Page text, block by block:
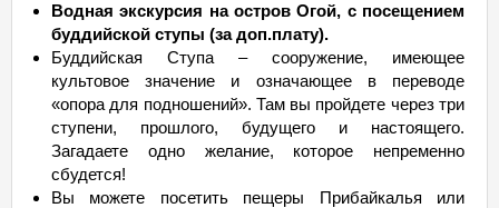
Водная экскурсия на остров Огой, с посещением
буддийской ступы (за доп.плату).
Буддийская Ступа – сооружение, имеющее
культовое значение и означающее в переводе
«опора для подношений». Там вы пройдете через три
ступени, прошлого, будущего и настоящего.
Загадаете одно желание, которое непременно
сбудется!
Вы можете посетить пещеры Прибайкалья или